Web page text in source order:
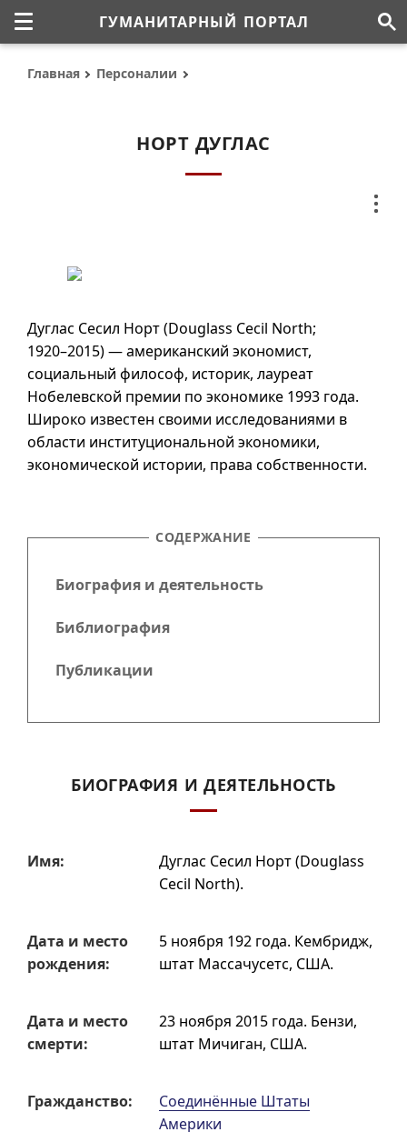
ГУМАНИТАРНЫЙ ПОРТАЛ
Главная Персоналии
НОРТ ДУГЛАС
Дуглас Сесил Норт (Douglass Cecil North;
1920–2015) — американский экономист,
социальный философ, историк, лауреат
Нобелевской премии по экономике 1993 года.
Широко известен своими исследованиями в
области институциональной экономики,
экономической истории, права собственности.
СОДЕРЖАНИЕ
Биография и деятельность
Библиография
Публикации
БИОГРАФИЯ И ДЕЯТЕЛЬНОСТЬ
Имя: Дуглас Сесил Норт(Douglass
Cecil North).
Дата и место
рождения:
5 ноября 192 года. Кембридж,
штат Массачусетс, США.
Дата и место
смерти:
23 ноября 2015 года. Бензи,
штат Мичиган, США.
Граждан­ство:
Соединённые Штаты
Америки